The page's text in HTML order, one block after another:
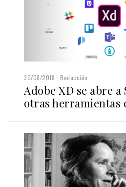
30/08/2018 Redacción
Adobe XD se abre a
otras herramientas